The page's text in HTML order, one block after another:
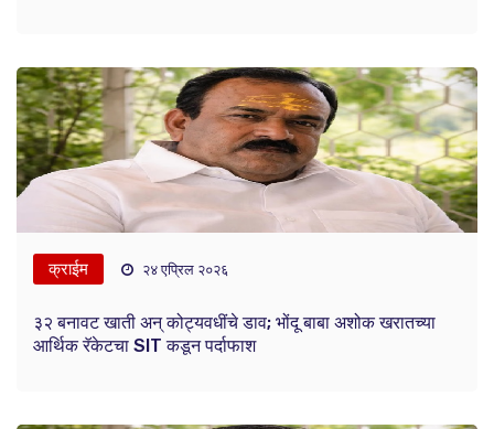
क्राईम २४ एप्रिल २०२६
३२ बनावट खाती अन् कोट्यवधींचे डाव; भोंदू बाबा अशोक खरातच्या
आर्थिक रॅकेटचा SIT कडून पर्दाफाश